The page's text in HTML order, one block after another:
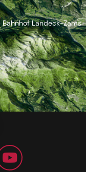
Bahnhof Landeck-Zams